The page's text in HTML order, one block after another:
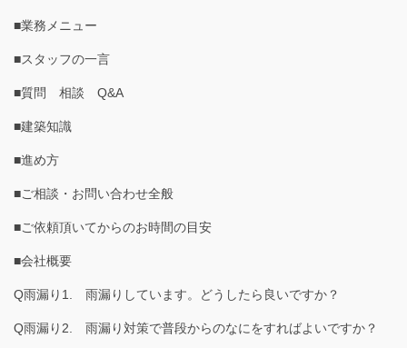
■業務メニュー
■スタッフの一言
■質問 相談 Q&A
■建築知識
■進め方
■ご相談・お問い合わせ全般
■ご依頼頂いてからのお時間の目安
■会社概要
Q雨漏り1. 雨漏りしています。どうしたら良いですか？
Q雨漏り2. 雨漏り対策で普段からのなにをすればよいですか？